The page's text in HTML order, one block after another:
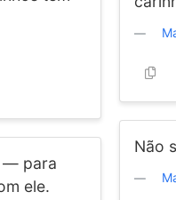
— para
ele.
Não